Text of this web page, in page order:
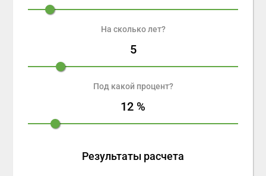
На сколько лет?
5
Под какой процент?
12 %
Результаты расчета